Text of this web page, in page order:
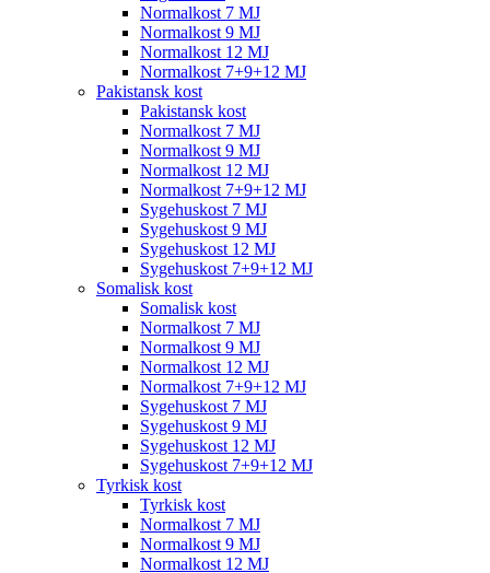
Normalkost 7 MJ
Normalkost 9 MJ
Normalkost 12 MJ
Normalkost 7+9+12 MJ
Pakistansk kost
Pakistansk kost
Normalkost 7 MJ
Normalkost 9 MJ
Normalkost 12 MJ
Normalkost 7+9+12 MJ
Sygehuskost 7 MJ
Sygehuskost 9 MJ
Sygehuskost 12 MJ
Sygehuskost 7+9+12 MJ
Somalisk kost
Somalisk kost
Normalkost 7 MJ
Normalkost 9 MJ
Normalkost 12 MJ
Normalkost 7+9+12 MJ
Sygehuskost 7 MJ
Sygehuskost 9 MJ
Sygehuskost 12 MJ
Sygehuskost 7+9+12 MJ
Tyrkisk kost
Tyrkisk kost
Normalkost 7 MJ
Normalkost 9 MJ
Normalkost 12 MJ